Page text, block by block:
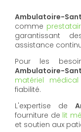
Ambulatoire-
comme
garantissant
assistance
Pour les
Ambulatoire-
matériel
fiabilité.
L'expertise de
fourniture de lit
et soutien aux